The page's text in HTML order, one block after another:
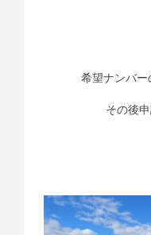
希望ナンバ
その後